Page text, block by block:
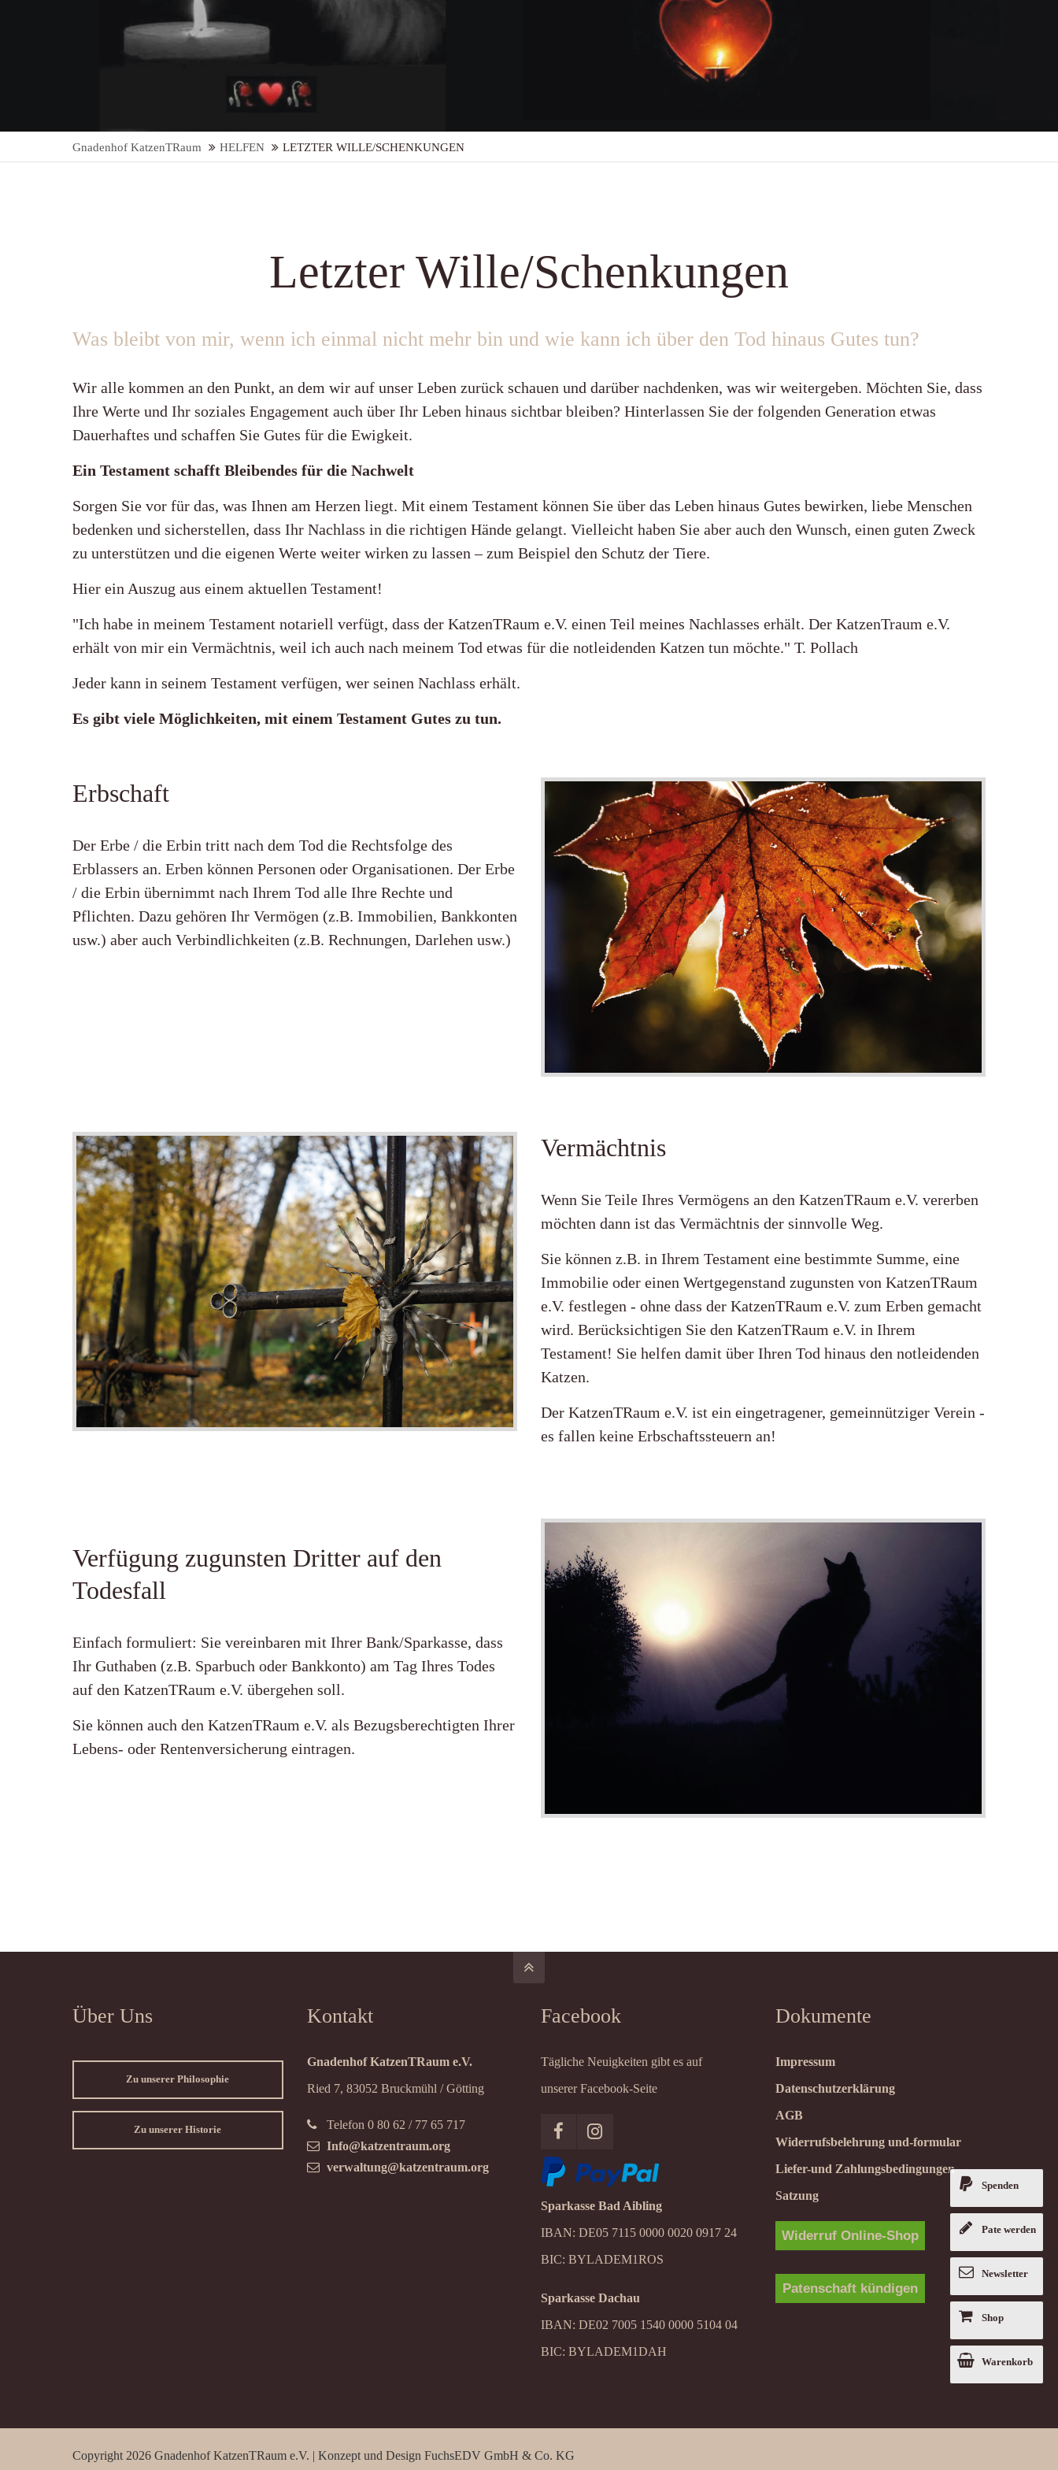
Gnadenhof KatzenTRaum HELFEN LETZTER WILLE/SCHENKUNGEN
Letzter Wille/Schenkungen
Was bleibt von mir, wenn ich einmal nicht mehr bin und wie kann ich über den Tod hinaus Gutes tun?
Wir alle kommen an den Punkt, an dem wir auf unser Leben zurück schauen und darüber nachdenken, was wir weitergeben. Möchten Sie, dass
Ihre Werte und Ihr soziales Engagement auch über Ihr Leben hinaus sichtbar bleiben? Hinterlassen Sie der folgenden Generation etwas
Dauerhaftes und schaffen Sie Gutes für die Ewigkeit.
Ein Testament schafft Bleibendes für die Nachwelt
Sorgen Sie vor für das, was Ihnen am Herzen liegt. Mit einem Testament können Sie über das Leben hinaus Gutes bewirken, liebe Menschen
bedenken und sicherstellen, dass Ihr Nachlass in die richtigen Hände gelangt. Vielleicht haben Sie aber auch den Wunsch, einen guten Zweck
zu unterstützen und die eigenen Werte weiter wirken zu lassen – zum Beispiel den Schutz der Tiere.
Hier ein Auszug aus einem aktuellen Testament!
"Ich habe in meinem Testament notariell verfügt, dass der KatzenTRaum e.V. einen Teil meines Nachlasses erhält. Der KatzenTraum e.V.
erhält von mir ein Vermächtnis, weil ich auch nach meinem Tod etwas für die notleidenden Katzen tun möchte." T. Pollach
Jeder kann in seinem Testament verfügen, wer seinen Nachlass erhält.
Es gibt viele Möglichkeiten, mit einem Testament Gutes zu tun.
Erbschaft
Der Erbe / die Erbin tritt nach dem Tod die Rechtsfolge des
Erblassers an. Erben können Personen oder Organisationen. Der Erbe
/ die Erbin übernimmt nach Ihrem Tod alle Ihre Rechte und
Pflichten. Dazu gehören Ihr Vermögen (z.B. Immobilien, Bankkonten
usw.) aber auch Verbindlichkeiten (z.B. Rechnungen, Darlehen usw.)
Vermächtnis
Wenn Sie Teile Ihres Vermögens an den KatzenTRaum e.V. vererben
möchten dann ist das Vermächtnis der sinnvolle Weg.
Sie können z.B. in Ihrem Testament eine bestimmte Summe, eine
Immobilie oder einen Wertgegenstand zugunsten von KatzenTRaum
e.V. festlegen - ohne dass der KatzenTRaum e.V. zum Erben gemacht
wird. Berücksichtigen Sie den KatzenTRaum e.V. in Ihrem
Testament! Sie helfen damit über Ihren Tod hinaus den notleidenden
Katzen.
Der KatzenTRaum e.V. ist ein eingetragener, gemeinnütziger Verein -
es fallen keine Erbschaftssteuern an!
Verfügung zugunsten Dritter auf den
Todesfall
Einfach formuliert: Sie vereinbaren mit Ihrer Bank/Sparkasse, dass
Ihr Guthaben (z.B. Sparbuch oder Bankkonto) am Tag Ihres Todes
auf den KatzenTRaum e.V. übergehen soll.
Sie können auch den KatzenTRaum e.V. als Bezugsberechtigten Ihrer
Lebens- oder Rentenversicherung eintragen.
Über Uns
Zu unserer Philosophie
Zu unserer Historie
Kontakt
Gnadenhof KatzenTRaum e.V.
Ried 7, 83052 Bruckmühl / Götting
Telefon 0 80 62 / 77 65 717
Info@katzentraum.org
verwaltung@katzentraum.org
Facebook
Tägliche Neuigkeiten gibt es auf
unserer Facebook-Seite
Sparkasse Bad Aibling
IBAN: DE05 7115 0000 0020 0917 24
BIC: BYLADEM1ROS
Sparkasse Dachau
IBAN: DE02 7005 1540 0000 5104 04
BIC: BYLADEM1DAH
Dokumente
Impressum
Datenschutzerklärung
AGB
Widerrufsbelehrung und-formular
Liefer-und Zahlungsbedingungen
Satzung
Widerruf Online-Shop
Patenschaft kündigen
Copyright 2026 Gnadenhof KatzenTRaum e.V. | Konzept und Design FuchsEDV GmbH & Co. KG
Spenden
Pate werden
Newsletter
Shop
Warenkorb